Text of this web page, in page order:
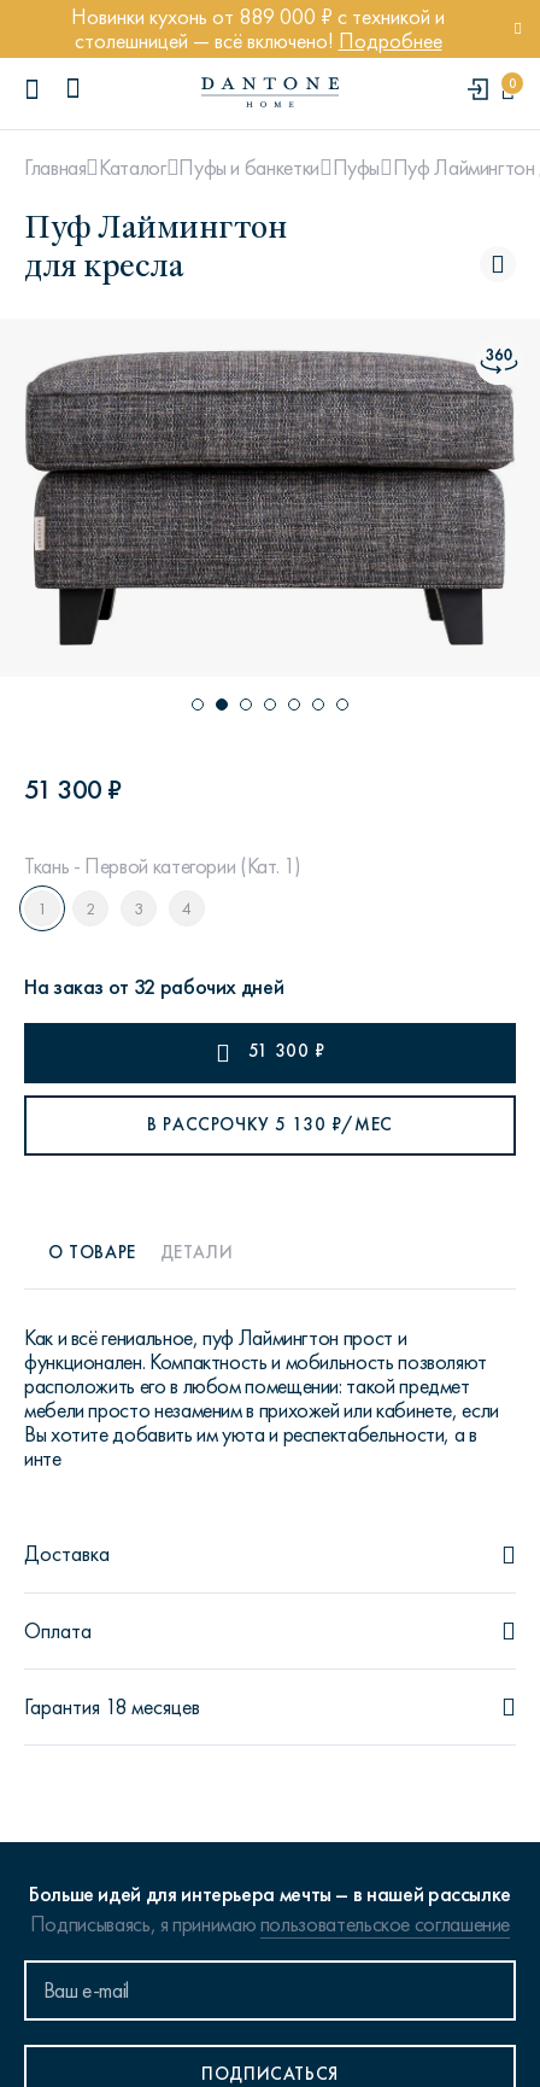
Новинки кухонь от 889 000 ₽ с техникой и
столешницей — всё включено! Подробнее
0
Диван Марсель
Кресло Энди
Кровать Ньюбери
Стул Престон
Textures
Главная Каталог Пуфы и банкетки Пуфы Пуф Лаймингтон
Пуф Лаймингтон
для кресла
51 300 ₽
Ткань - Первой категории (Кат. 1)
1 2 3 4
На заказ от 32 рабочих дней
51 300 ₽
В РАССРОЧКУ5 130 ₽/МЕС
О ТОВАРЕ ДЕТАЛИ
Как и всё гениальное, пуф Лаймингтон прост и
функционален. Компактность и мобильность позволяют
расположить его в любом помещении: такой предмет
мебели просто незаменим в прихожей или кабинете, если
Вы хотите добавить им уюта и респектабельности, а в
инте
Доставка
Оплата
Гарантия 18 месяцев
Больше идей для интерьера мечты – в нашей рассылке
Подписываясь, я принимаюпользовательское соглашение
ПОДПИСАТЬСЯ